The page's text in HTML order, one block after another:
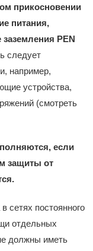
прикосновении
питания,
PEN
следует
например,
устройства,
(смотреть
если
защиты от
сетях постоянного
отдельных
должны иметь